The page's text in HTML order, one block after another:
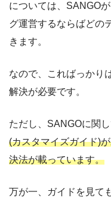
については、SANGO
グ運営するならばどの
きます。
なので、こればっかり
解決が必要です。
ただし、SANGOに関し
(カスタマイズガイド)
決法が載っています。
万が一、ガイドを見て